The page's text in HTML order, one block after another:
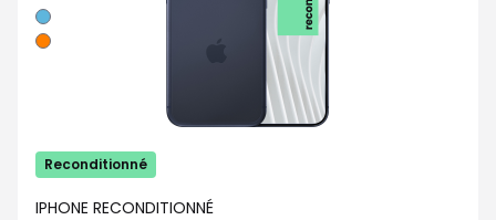
Bleu
Orange
Reconditionné
IPHONE RECONDITIONNÉ